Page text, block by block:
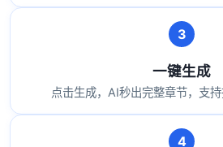
一键生成
点击生成，AI秒出完整章节，支持